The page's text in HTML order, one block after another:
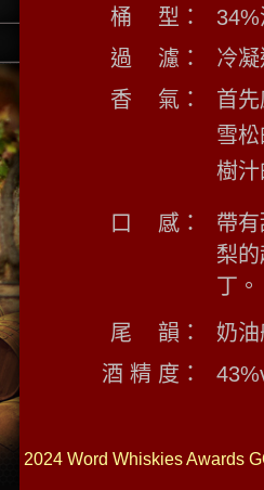
桶 型 ： 34%
過
濾 ：
冷
香
氣：
首
雪
樹
口 感：
帶
梨
丁 。
尾
韻 ：
奶
酒 精 度 ：
2024 Word Whiskies Awards